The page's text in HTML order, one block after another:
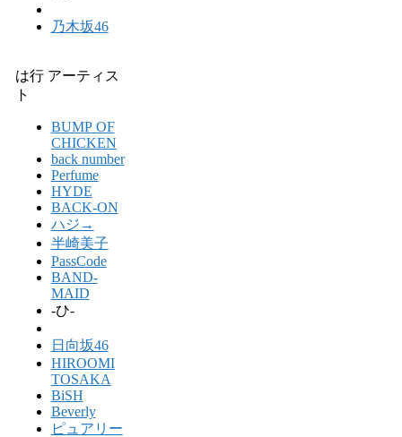
乃木坂46
は行 アーティス
ト
BUMP OF
CHICKEN
back number
Perfume
HYDE
BACK-ON
ハジ→
半崎美子
PassCode
BAND-
MAID
-ひ-
日向坂46
HIROOMI
TOSAKA
BiSH
Beverly
ピュアリー